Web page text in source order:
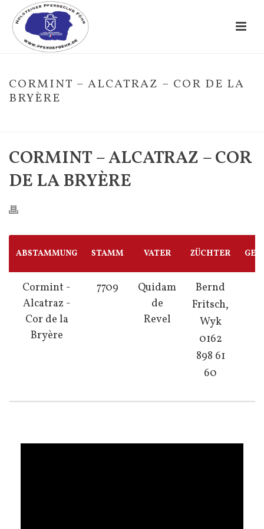
CORMINT – ALCATRAZ – COR DE LA
BRYÈRE
CORMINT – ALCATRAZ – COR
DE LA BRYÈRE
ABSTAMMUNG STAMM VATER ZÜCHTER
Cormint -
Alcatraz -
Cor de la
Bryère
7709
Quidam
de
Revel
Bernd
Fritsch,
Wyk
0162
898 61
60